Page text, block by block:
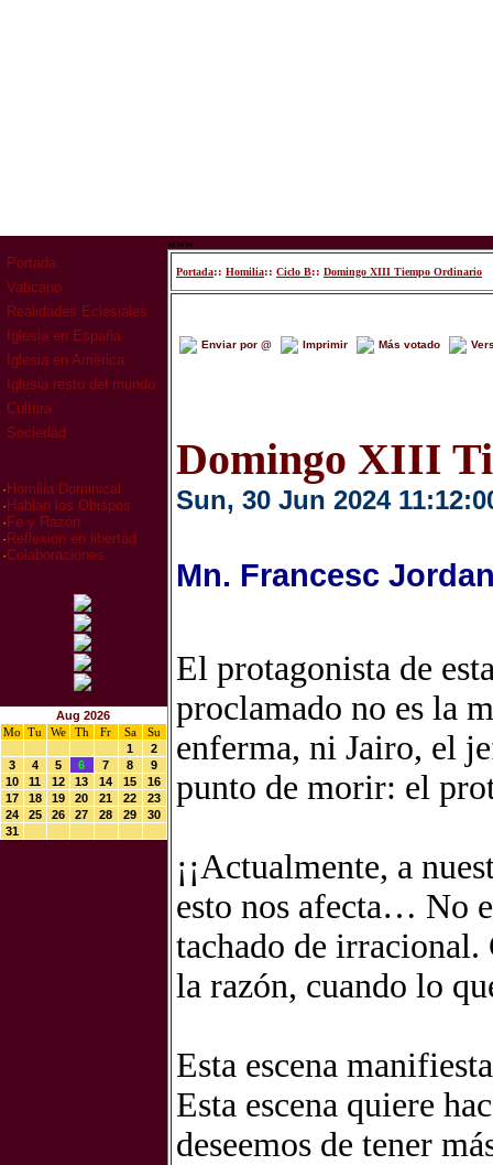
Portada
Vaticano
Realidades Eclesiales
Iglesia en España
Iglesia en América
Iglesia resto del mundo
Cultura
Sociedad
· Homilia Dominical
· Hablan los Obispos
· Fe y Razón
· Reflexion en libertad
·Colaboraciones
Aug 2026
Mo
Tu We Th Fr Sa
Su
1
2
3
4 5 6 7 8
9
10
11 12 13 14 15
16
17
18 19 20 21 22
23
24
25 26 27 28 29
30
31
www
Portada:: Homilia:: Ciclo B:: Domingo XIII Tiempo Ordinario
Enviar por @ Imprimir Más votado
Domingo XIII
Sun, 30 Jun 2024
Mn. Francesc
El protagonista de
proclamado no es la
enferma, ni Jairo, el
punto de morir: el
¡¡Actualmente, a
esto nos afecta… No
tachado de irracional.
la razón, cuando lo
Esta escena
Esta escena quiere
deseemos de tener